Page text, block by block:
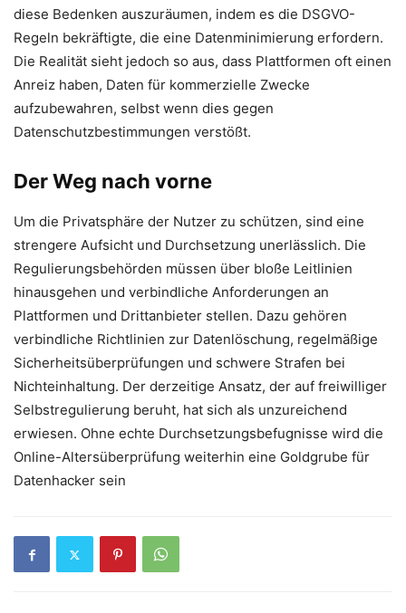
diese Bedenken auszuräumen, indem es die DSGVO-
Regeln bekräftigte, die eine Datenminimierung erfordern.
Die Realität sieht jedoch so aus, dass Plattformen oft einen
Anreiz haben, Daten für kommerzielle Zwecke
aufzubewahren, selbst wenn dies gegen
Datenschutzbestimmungen verstößt.
Der Weg nach vorne
Um die Privatsphäre der Nutzer zu schützen, sind eine
strengere Aufsicht und Durchsetzung unerlässlich. Die
Regulierungsbehörden müssen über bloße Leitlinien
hinausgehen und verbindliche Anforderungen an
Plattformen und Drittanbieter stellen. Dazu gehören
verbindliche Richtlinien zur Datenlöschung, regelmäßige
Sicherheitsüberprüfungen und schwere Strafen bei
Nichteinhaltung. Der derzeitige Ansatz, der auf freiwilliger
Selbstregulierung beruht, hat sich als unzureichend
erwiesen. Ohne echte Durchsetzungsbefugnisse wird die
Online-Altersüberprüfung weiterhin eine Goldgrube für
Datenhacker sein